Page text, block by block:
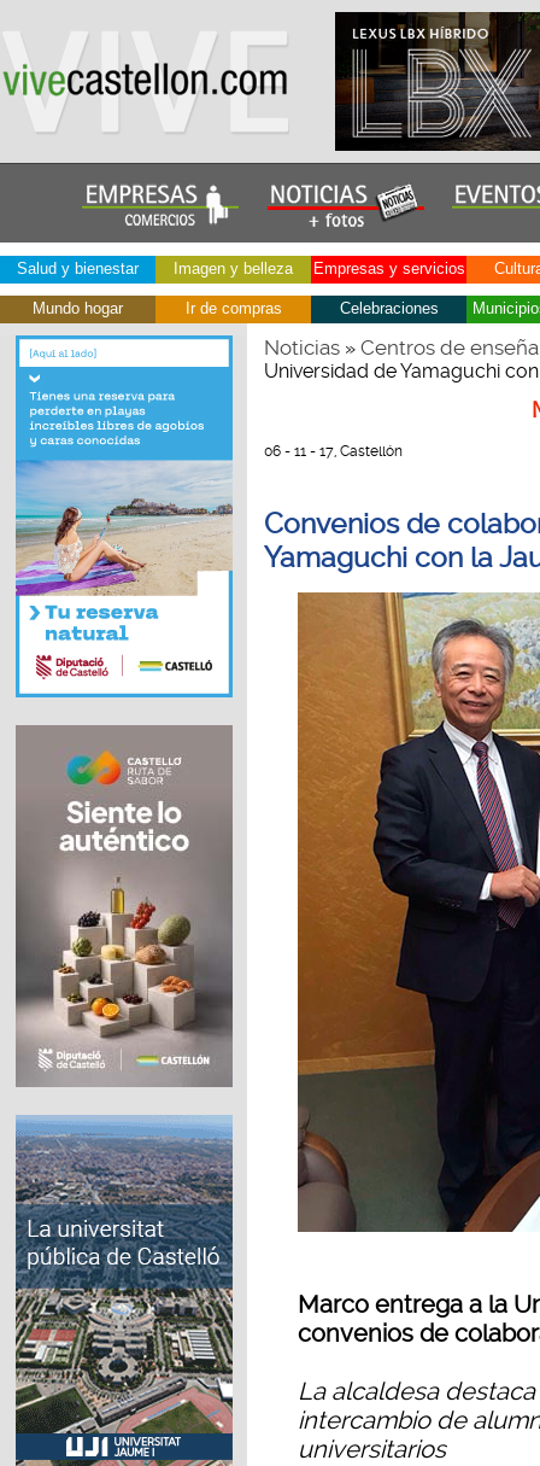
Salud y bienestar Imagen y belleza Empresas y servicios
Mundo hogar Ir de compras Celebraciones
Noticias» Centros de
Universidad de Yamaguchi
06 - 11 - 17, Castellón
Convenios de
Yamaguchi con la
Marco entrega a la
convenios de
La alcaldesa
intercambio de
universitarios